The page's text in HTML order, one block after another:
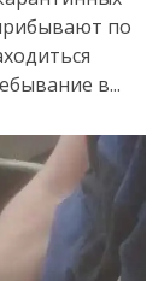
по
в...